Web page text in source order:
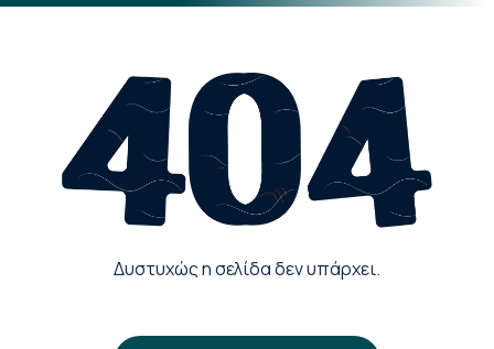
Δυστυχώς η σελίδα δεν υπάρχει.